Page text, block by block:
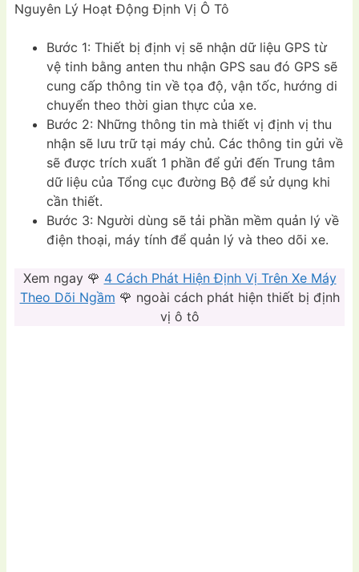
Nguyên Lý Hoạt Động Định Vị Ô Tô
Bước 1: Thiết bị định vị sẽ nhận dữ liệu GPS từ
vệ tinh bằng anten thu nhận GPS sau đó GPS sẽ
cung cấp thông tin về tọa độ, vận tốc, hướng di
chuyển theo thời gian thực của xe.
Bước 2: Những thông tin mà thiết vị định vị thu
nhận sẽ lưu trữ tại máy chủ. Các thông tin gửi về
sẽ được trích xuất 1 phần để gửi đến Trung tâm
dữ liệu của Tổng cục đường Bộ để sử dụng khi
cần thiết.
Bước 3: Người dùng sẽ tải phần mềm quản lý về
điện thoại, máy tính để quản lý và theo dõi xe.
Xem ngay 🌹 4 Cách Phát Hiện Định Vị Trên Xe Máy
Theo Dõi Ngầm 🌹 ngoài cách phát hiện thiết bị định
vị ô tô